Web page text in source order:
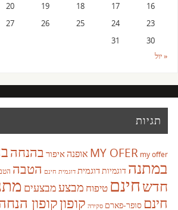
16
17
18
19
20
23
24
25
26
27
30
31
« יול
תגיות
MY OFER my offer אופנהאיפור בהנחה
במתנה דוגמיותדוגמית דוגמית חינם הטבה
חדשחינם טיפוח מבצעמבצעים
חינם סופר-פארם סקירה קופוןקופון